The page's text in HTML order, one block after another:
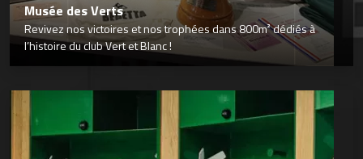
Musée des Verts
Revivez nos victoires et nos trophées dans 800m² dédiés à
l’histoire du club Vert et Blanc !